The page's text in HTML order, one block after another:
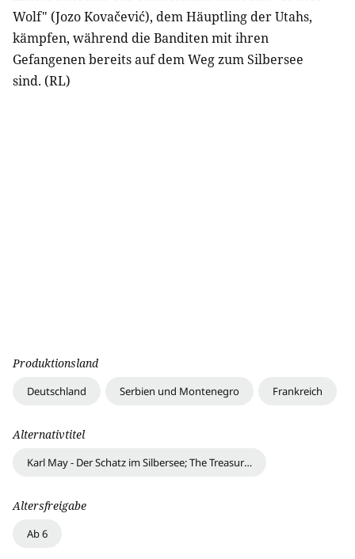
Wolf" (Jozo Kovačević), dem Häuptling der Utahs,
kämpfen, während die Banditen mit ihren
Gefangenen bereits auf dem Weg zum Silbersee
sind. (RL)
Produktionsland
Deutschland Serbien und Montenegro Frankreich
Alternativtitel
Karl May - Der Schatz im Silbersee; The Treasure of the Silver Lake
Altersfreigabe
Ab 6